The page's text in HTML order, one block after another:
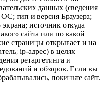
данных (сведения
тип и версия Браузера;
источник откуда
сайта или по какой
страницы открывает и на
ip-адрес) в целях
ретаргетинга и
и обзоров. Если вы
покиньте сайт.